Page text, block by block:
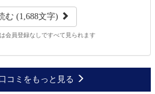
む (1,688文字)
会員登録なしですべて見られます
コミをもっと見る